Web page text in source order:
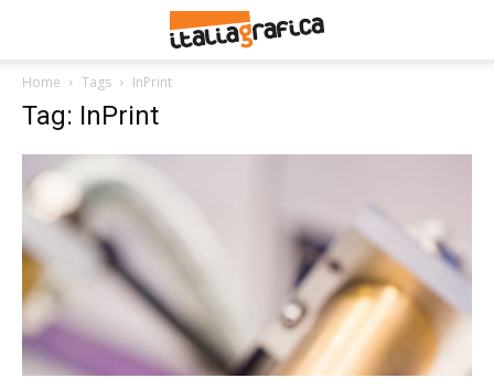
Home Tags InPrint
Tag: InPrint